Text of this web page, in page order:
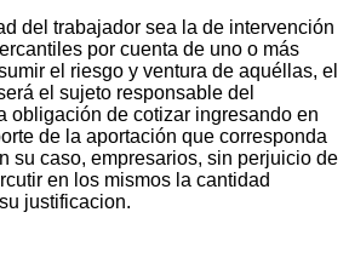
del trabajador sea la de intervención
por cuenta de uno o más
el riesgo y ventura de aquéllas, el
el sujeto responsable del
obligación de cotizar ingresando en
de la aportación que corresponda
su caso, empresarios, sin perjuicio de
en los mismos la cantidad
justificacion.